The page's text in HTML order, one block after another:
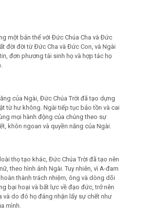
một bản thể với Đức Chúa Cha và Đức
đời đời từ Đức Cha và Đức Con, và Ngài
đơn phương tái sinh họ và hợp tác họ
của Ngài, Đức Chúa Trời đã tạo dựng
từ hư không. Ngài tiếp tục bảo tồn và cai
mọi hành động của chúng theo sự
khôn ngoan và quyền năng của Ngài.
thọ tạo khác, Đức Chúa Trời đã tạo nên
theo hình ảnh Ngài. Tuy nhiên, vì A-đam
thành trách nhiệm, ông và dòng dõi
bại hoại và bất lực về đạo đức, trở nên
và do đó họ đáng nhận lấy sự chết như
mình.